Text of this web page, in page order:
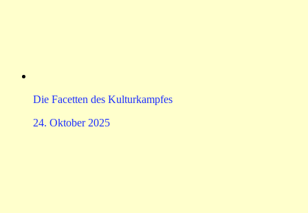
Die Facetten des Kulturkampfes
24. Oktober 2025